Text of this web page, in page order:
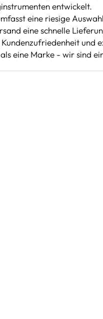
entwickelt.
eine riesige
eine schnelle
und
eine Marke - wir sind